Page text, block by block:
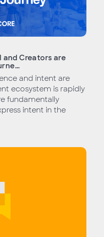
and Creators are
and intent are
ecosystem is rapidly
fundamentally
intent in the